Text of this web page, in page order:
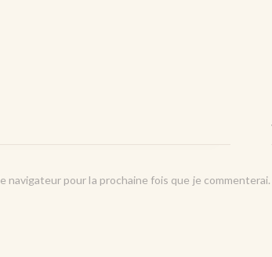
pour la prochaine fois que je commenterai.